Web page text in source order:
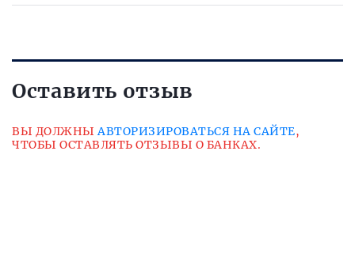
Оставить отзыв
ВЫ ДОЛЖНЫАВТОРИЗИРОВАТЬСЯ НА САЙТЕ,
ЧТОБЫ ОСТАВЛЯТЬ ОТЗЫВЫ О БАНКАХ.